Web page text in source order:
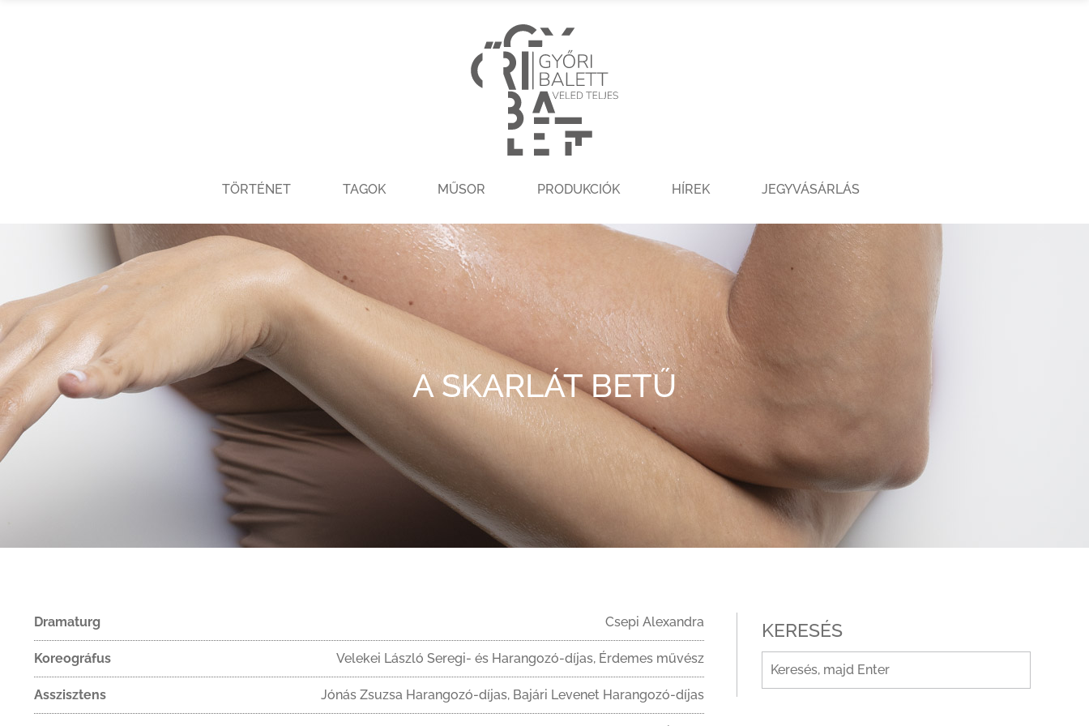
TÖRTÉNET TAGOK MŰSOR PRODUKCIÓK HÍREK JEGYVÁSÁRLÁS
A SKARLÁT BETŰ
Dramaturg Csepi Alexandra
Koreográfus Velekei László Seregi- és Harangozó-díjas, Érdemes művész
Asszisztens Jónás Zsuzsa Harangozó-díjas, Bajári Levenet Harangozó-díjas
KERESÉS